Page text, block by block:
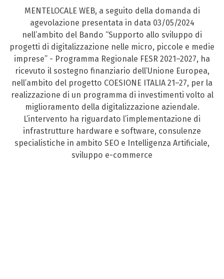
MENTELOCALE WEB, a seguito della domanda di
agevolazione presentata in data 03/05/2024
nell’ambito del Bando “Supporto allo sviluppo di
progetti di digitalizzazione nelle micro, piccole e medie
imprese” - Programma Regionale FESR 2021–2027, ha
ricevuto il sostegno finanziario dell’Unione Europea,
nell’ambito del progetto COESIONE ITALIA 21–27, per la
realizzazione di un programma di investimenti volto al
miglioramento della digitalizzazione aziendale.
L’intervento ha riguardato l’implementazione di
infrastrutture hardware e software, consulenze
specialistiche in ambito SEO e Intelligenza Artificiale,
sviluppo e-commerce